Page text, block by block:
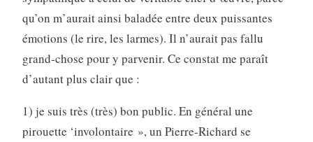
qu’on m’aurait ainsi baladée entre deux puissantes
émotions (le rire, les larmes). Il n’aurait pas fallu
grand-chose pour y parvenir. Ce constat me paraît
d’autant plus clair que :
1) je suis très (très) bon public. En général une
pirouette ‘involontaire », un Pierre-Richard se